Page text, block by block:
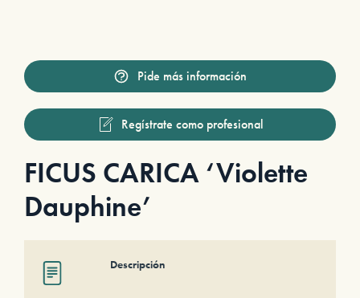
Pide más información
Regístrate como profesional
FICUS CARICA ‘Violette
Dauphine’
Descripción